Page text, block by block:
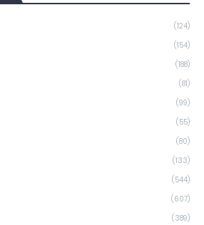
(124)
(154)
(188)
(81)
(99)
(55)
(80)
(133)
(544)
(607)
(389)